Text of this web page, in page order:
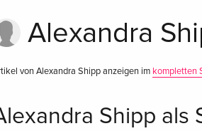
Alexandra
von Alexandra Shipp anzeigen im kompletten
Shipp als